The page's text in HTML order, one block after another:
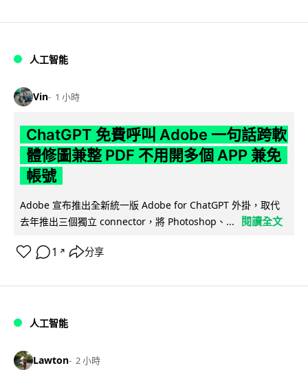
人工智能
Vin 1 小時
ChatGPT 免費呼叫 Adobe 一句話跨軟
體修圖兼整 PDF 不用開多個 APP 兼免
帳號
Adobe 宣布推出全新統一版 Adobe for ChatGPT 外掛，取代
去年推出三個獨立 connector，將 Photoshop、...
閱讀全文
1 ↗ 分享
人工智能
Lawton 2 小時